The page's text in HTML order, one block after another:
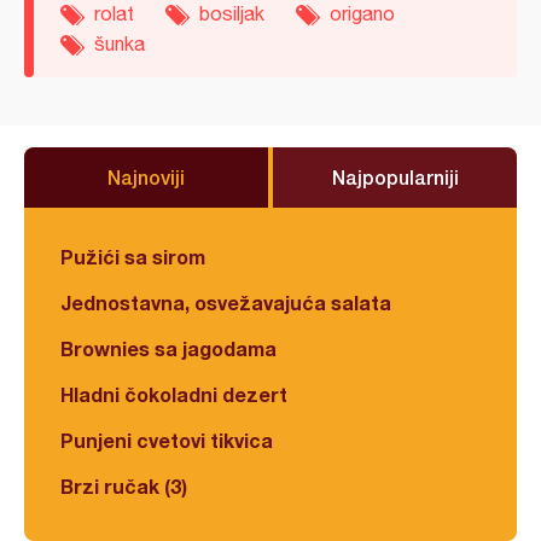
rolat bosiljak
origano
šunka
Najnoviji Najpopularniji
Pužići sa sirom
Jednostavna, osvežavajuća salata
Brownies sa jagodama
Hladni čokoladni dezert
Punjeni cvetovi tikvica
Brzi ručak (3)